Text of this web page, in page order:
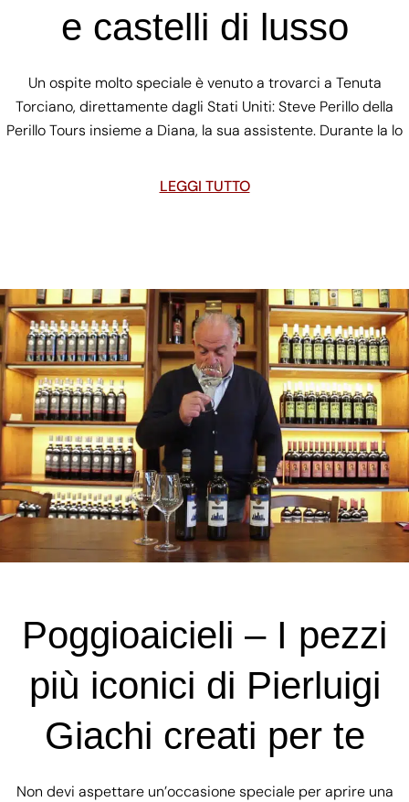
e castelli di lusso
Un ospite molto speciale è venuto a trovarci a Tenuta
Torciano, direttamente dagli Stati Uniti: Steve Perillo della
Perillo Tours insieme a Diana, la sua assistente. Durante la lo
LEGGI TUTTO
Poggioaicieli – I pezzi
più iconici di Pierluigi
Giachi creati per te
Non devi aspettare un’occasione speciale per aprire una